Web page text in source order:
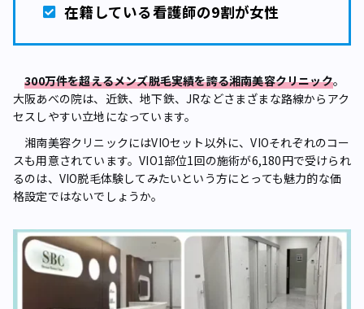
在籍している看護師の9割が女性
300万件を超えるメンズ脱毛実績を誇る湘南美容クリニック。
大阪あべの院は、近鉄、地下鉄、JRなどさまざまな路線からアク
セスしやすい立地になっています。
湘南美容クリニックにはVIOセット以外に、VIOそれぞれのコー
スも用意されています。VIO1部位1回の施術が6,180円で受けられ
るのは、VIO脱毛体験してみたいという方にとっても魅力的な価
格設定ではないでしょうか。